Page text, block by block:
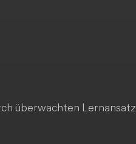
überwachten Lernansatz